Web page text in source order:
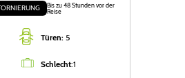
Türen: 5
Bis zu 48 Stunden vor der
Reise
Schlecht:1